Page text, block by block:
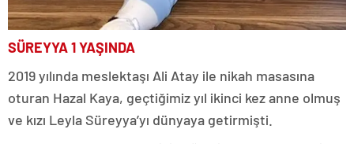
SÜREYYA 1 YAŞINDA
2019 yılında meslektaşı Ali Atay ile nikah masasına
oturan Hazal Kaya, geçtiğimiz yıl ikinci kez anne olmuş
ve kızı Leyla Süreyya’yı dünyaya getirmişti.